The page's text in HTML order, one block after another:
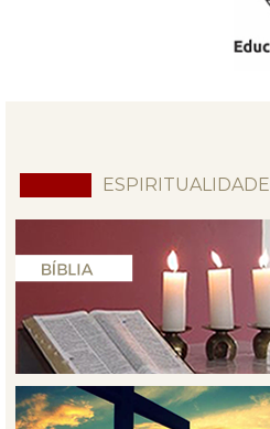
ESPIRITUALIDADE